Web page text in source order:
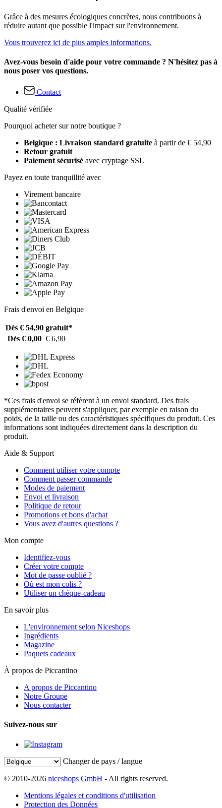
Grâce à des mesures écologiques concrètes, nous contribuons à
réduire autant que possible l'impact sur l'environnement.
Vous trouverez ici de plus amples informations.
Avez-vous besoin d'aide pour votre commande ? N'hésitez pas à
nous poser vos questions.
Contact
Qualité vérifiée
Pourquoi acheter sur notre boutique ?
Belgique : Livraison standard gratuite à partir de € 54,90
Retour gratuit
Paiement sécurisé avec cryptage SSL
Payez en toute tranquillité avec
Virement bancaire
Frais d'envoi en Belgique
Dès € 54,90 gratuit*
Dès € 0,00 € 6,90
*Ces frais d'envoi se réfèrent à un envoi standard. Des frais
supplémentaires peuvent s'appliquer, par exemple en raison du
poids, de la taille ou des caractéristiques spécifiques du produit. Ces
informations sont indiquées directement dans la description du
produit.
Aide & Support
Comment utiliser votre compte
Comment passer commande
Modes de paiement
Envoi et livraison
Politique de retour
Promotions et bons d'achat
Vous avez d'autres questions ?
Mon compte
Identifiez-vous
Créer votre compte
Mot de passe oublié ?
Où est mon colis ?
Utiliser un chèque-cadeau
En savoir plus
L'environnement selon Niceshops
Ingrédients
Magazine
Paquets cadeaux
À propos de Piccantino
A propos de Piccantino
Notre Groupe
Nous contacter
Suivez-nous sur
Changer de pays / langue
© 2010-2026 niceshops GmbH - All rights reserved.
Mentions légales et conditions d'utilisation
Protection des Données